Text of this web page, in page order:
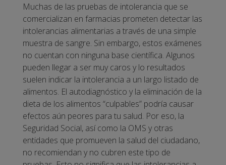
Muchas de las pruebas de intolerancia que se
comercializan en farmacias prometen detectar las
intolerancias alimentarias a través de una simple
muestra de sangre. Sin embargo, estos exámenes
no cuentan con ninguna base científica. Algunos
pueden llegar a ser muy caros y lo resultados
suelen indicar la intolerancia a un largo listado de
alimentos. El autodiagnóstico y la eliminación de la
dieta de los alimentos “culpables” podría causar
efectos aún peores para tu salud. Por eso, la
Seguridad Social, así como la OMS y otras
entidades que promueven la salud del ciudadano,
no recomiendan y no cubren este tipo de